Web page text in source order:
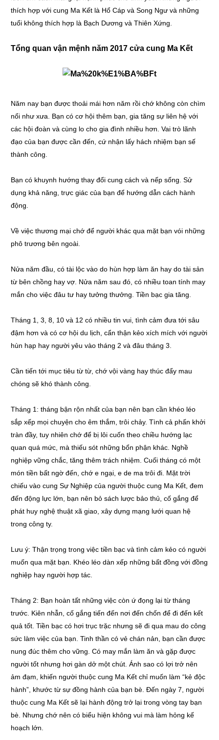
thích hợp với cung Ma Kết là Hổ Cáp và Song Ngư và những
tuổi không thích hợp là Bạch Dương và Thiên Xứng.
Tổng quan vận mệnh năm 2017 cửa cung Ma Kết
Năm nay bạn được thoải mái hơn năm rồi chớ không còn chìm
nổi như xưa. Bạn có cơ hội thêm bạn, gia tăng sự liên hệ với
các hội đoàn và cùng lo cho gia đình nhiều hơn. Vai trò lãnh
đạo của bạn được cần đến, cứ nhận lấy hách nhiệm bạn sế
thành công.
Bạn có khuynh hướng thay đổi cung cách và nếp sống. Sử
dụng khả năng, trực giác của bạn để hướng dẫn cách hành
động.
Về việc thương mại chớ để người khác qua mặt bạn vói những
phô trương bên ngoài.
Nửa năm đầu, có tài lộc vào do hùn hợp làm ăn hay do tài sản
từ bên chồng hay vợ. Nửa năm sau đó, có nhiều toan tính may
mắn cho việc đâu tư hay tưởng thưởng. Tiền bạc gia tăng.
Tháng 1, 3, 8, 10 và 12 có nhiều tin vui, tình cảm đưa tới sâu
đậm hơn và có cơ hội du lịch, cẩn thận kẻo xích mích với người
hùn hạp hay người yêu vào tháng 2 và đâu tháng 3.
Cần tiến tới mục tiêu từ từ, chớ vội vàng hay thúc đẩy mau
chóng sẽ khó thành công.
Tháng 1: tháng bận rộn nhất của bạn nên bạn cần khéo léo
sắp xếp mọi chuyện cho êm thắm, trôi chảy. Tình cả phấn khởi
tràn đầy, tuy nhiên chớ để bị lôi cuốn theo chiều hướng lạc
quan quá mức, mà thiếu sót những bổn phận khác. Nghề
nghiệp vững chắc, tăng thêm trách nhiệm. Cuối tháng có một
món tiền bất ngờ đến, chớ e ngại, e de ma trôi đi. Mặt trời
chiếu vào cung Sự Nghiệp của người thuộc cung Ma Kết, đem
đến động lực lớn, bạn nên bỏ sách lược bảo thủ, cố gắng để
phát huy nghệ thuật xã giao, xây dựng mạng lưới quan hệ
trong công ty.
Lưu ý: Thận trọng trong việc tiền bạc và tình cảm kẻo có người
muốn qua mặt bạn. Khéo léo dàn xếp những bất đồng với đồng
nghiệp hay người hợp tác.
Tháng 2: Bạn hoàn tất những việc còn ứ đọng lại từ tháng
trước. Kiên nhẫn, cố gắng tiến đến nơi đến chốn để đi đến kết
quả tốt. Tiền bạc có hơi trục trặc nhưng sẽ đi qua mau do công
sức làm việc của bạn. Tinh thần có vẻ chán nản, bạn cần được
nung đúc thêm cho vững. Có may mắn làm ăn và gặp được
người tốt nhưng hơi gàn dở một chút. Ánh sao có lợi trở nên
ảm đạm, khiến người thuộc cung Ma Kết chỉ muốn làm “kẻ độc
hành”, khước từ sự đồng hành của bạn bè. Đến ngày 7, người
thuộc cung Ma Kết sẽ lại hành động trở lại trong vòng tay bạn
bè. Nhưng chớ nên có biểu hiện không vui mà làm hỏng kế
hoạch lớn.